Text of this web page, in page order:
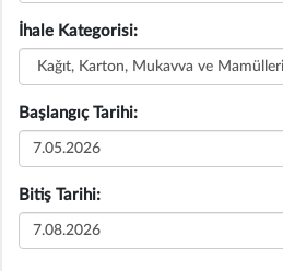
İhale Kategorisi:
Başlangıç Tarihi:
Bitiş Tarihi: